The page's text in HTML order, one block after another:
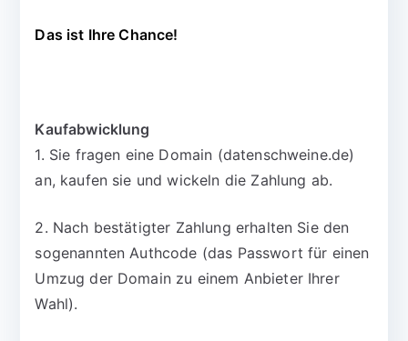
Das ist Ihre Chance!
Kaufabwicklung
1. Sie fragen eine Domain (datenschweine.de)
an, kaufen sie und wickeln die Zahlung ab.
2. Nach bestätigter Zahlung erhalten Sie den
sogenannten Authcode (das Passwort für einen
Umzug der Domain zu einem Anbieter Ihrer
Wahl).